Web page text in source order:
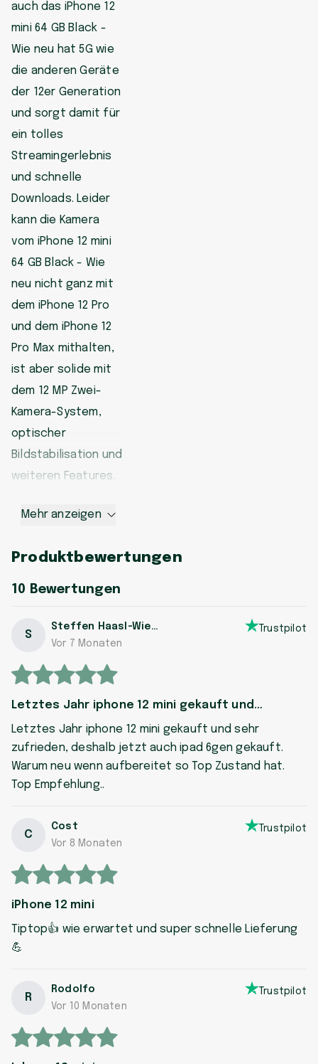
auch das iPhone 12
mini 64 GB Black -
Wie neu hat 5G wie
die anderen Geräte
der 12er Generation
und sorgt damit für
ein tolles
Streamingerlebnis
und schnelle
Downloads. Leider
kann die Kamera
vom iPhone 12 mini
64 GB Black - Wie
neu nicht ganz mit
dem iPhone 12 Pro
und dem iPhone 12
Pro Max mithalten,
ist aber solide mit
dem 12 MP Zwei-
Kamera-System,
optischer
Bildstabilisation und
weiteren Features.
Mehr anzeigen
Produktbewertungen
10 Bewertungen
S
Steffen Haasl-Wiedermann
Vor 7 Monaten
Trustpilot
Letztes Jahr iphone 12 mini gekauft und…
Letztes Jahr iphone 12 mini gekauft und sehr
zufrieden, deshalb jetzt auch ipad 6gen gekauft.
Warum neu wenn aufbereitet so Top Zustand hat.
Top Empfehlung..
C
Cost
Vor 8 Monaten
Trustpilot
iPhone 12 mini
Tiptop👍 wie erwartet und super schnelle Lieferung
💪
R
Rodolfo
Vor 10 Monaten
Trustpilot